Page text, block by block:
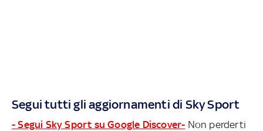
Segui tutti gli aggiornamenti di Sky Sport
- Segui Sky Sport su Google Discover- Non perderti